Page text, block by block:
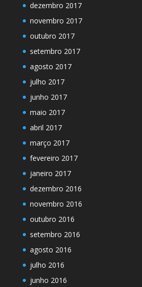
dezembro 2017
novembro 2017
outubro 2017
setembro 2017
agosto 2017
julho 2017
junho 2017
maio 2017
abril 2017
março 2017
fevereiro 2017
janeiro 2017
dezembro 2016
novembro 2016
outubro 2016
setembro 2016
agosto 2016
julho 2016
junho 2016